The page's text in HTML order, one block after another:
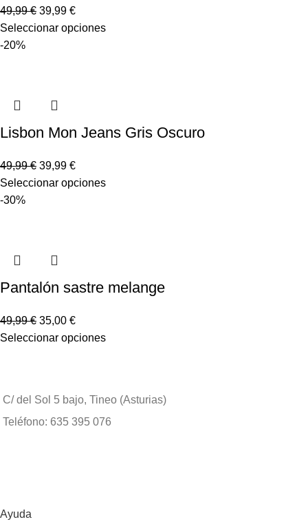
49,99€ 39,99 €
Seleccionar opciones
-20%
Lisbon Mon Jeans Gris Oscuro
49,99€ 39,99 €
Seleccionar opciones
-30%
Pantalón sastre melange
49,99€ 35,00 €
Seleccionar opciones
C/ del Sol 5 bajo, Tineo (Asturias)
Teléfono: 635 395 076
Ayuda